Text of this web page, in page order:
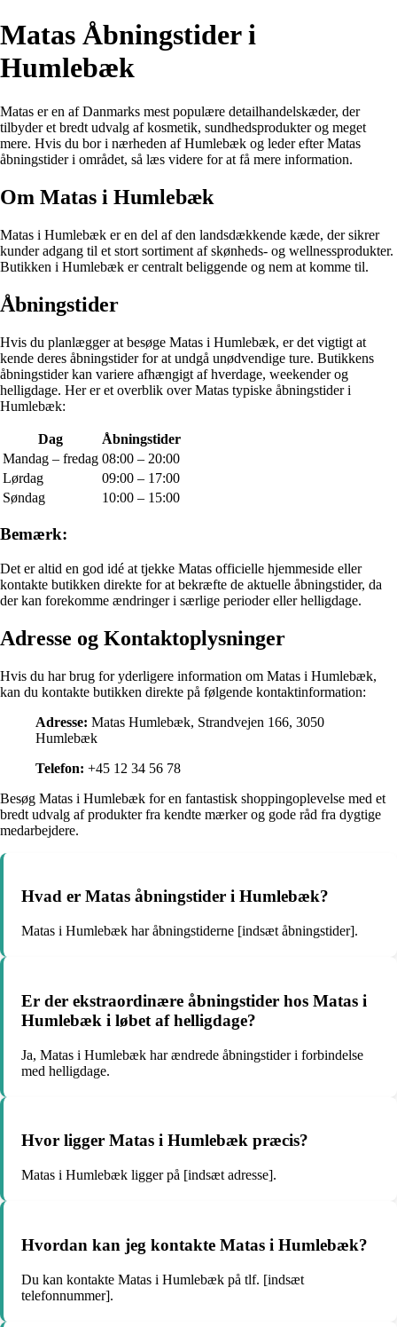
Matas Åbningstider i
Humlebæk
Matas er en af Danmarks mest populære detailhandelskæder, der
tilbyder et bredt udvalg af kosmetik, sundhedsprodukter og meget
mere. Hvis du bor i nærheden af Humlebæk og leder efter Matas
åbningstider i området, så læs videre for at få mere information.
Om Matas i Humlebæk
Matas i Humlebæk er en del af den landsdækkende kæde, der sikrer
kunder adgang til et stort sortiment af skønheds- og wellnessprodukter.
Butikken i Humlebæk er centralt beliggende og nem at komme til.
Åbningstider
Hvis du planlægger at besøge Matas i Humlebæk, er det vigtigt at
kende deres åbningstider for at undgå unødvendige ture. Butikkens
åbningstider kan variere afhængigt af hverdage, weekender og
helligdage. Her er et overblik over Matas typiske åbningstider i
Humlebæk:
Dag
Åbningstider
Mandag – fredag 08:00 – 20:00
Lørdag
09:00 – 17:00
Søndag
10:00 – 15:00
Bemærk:
Det er altid en god idé at tjekke Matas officielle hjemmeside eller
kontakte butikken direkte for at bekræfte de aktuelle åbningstider, da
der kan forekomme ændringer i særlige perioder eller helligdage.
Adresse og Kontaktoplysninger
Hvis du har brug for yderligere information om Matas i Humlebæk,
kan du kontakte butikken direkte på følgende kontaktinformation:
Adresse: Matas Humlebæk, Strandvejen 166, 3050
Humlebæk
Telefon: +45 12 34 56 78
Besøg Matas i Humlebæk for en fantastisk shoppingoplevelse med et
bredt udvalg af produkter fra kendte mærker og gode råd fra dygtige
medarbejdere.
Hvad er Matas åbningstider i Humlebæk?
Matas i Humlebæk har åbningstiderne [indsæt åbningstider].
Er der ekstraordinære åbningstider hos Matas i
Humlebæk i løbet af helligdage?
Ja, Matas i Humlebæk har ændrede åbningstider i forbindelse
med helligdage.
Hvor ligger Matas i Humlebæk præcis?
Matas i Humlebæk ligger på [indsæt adresse].
Hvordan kan jeg kontakte Matas i Humlebæk?
Du kan kontakte Matas i Humlebæk på tlf. [indsæt
telefonnummer].